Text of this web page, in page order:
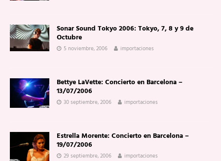
Sonar Sound Tokyo 2006: Tokyo, 7, 8 y 9 de
Octubre
5 noviembre, 2006 importaciones
Bettye LaVette: Concierto en Barcelona –
13/07/2006
30 septiembre, 2006 importaciones
Estrella Morente: Concierto en Barcelona –
19/07/2006
29 septiembre, 2006 importaciones